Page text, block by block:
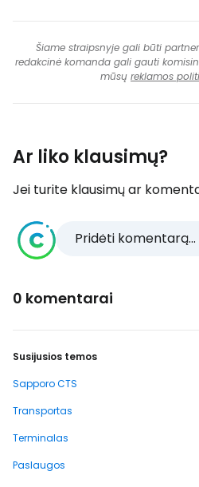
Šiame straipsnyje gali būti
redakcinė komanda gali gauti
mūsų reklamos
Ar liko klausimų?
Jei turite klausimų ar
Pridėti komentarą...
0 komentarai
Susijusios temos
Sapporo CTS
Transportas
Terminalas
Paslaugos